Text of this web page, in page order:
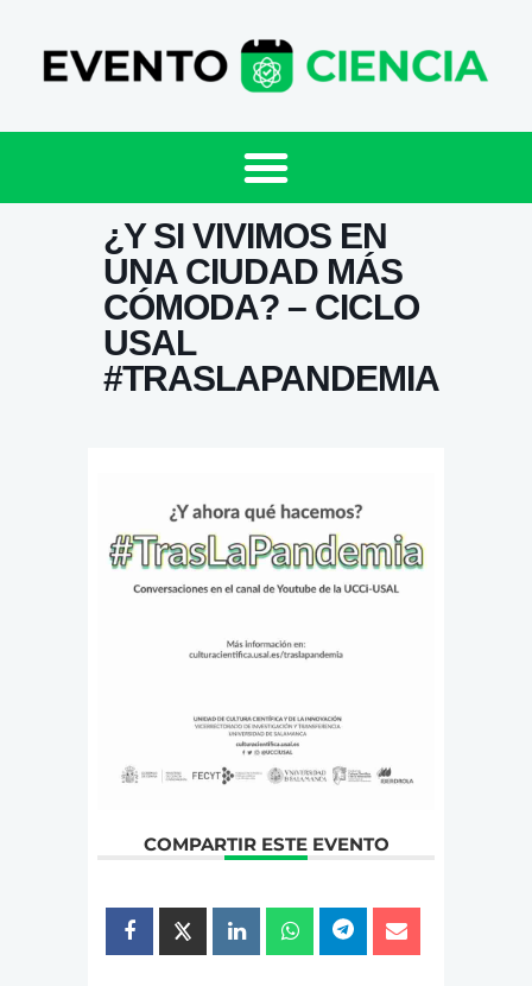
¿Y SI VIVIMOS EN
UNA CIUDAD MÁS
CÓMODA? – CICLO
USAL
#TRASLAPANDEMIA
COMPARTIR ESTE EVENTO